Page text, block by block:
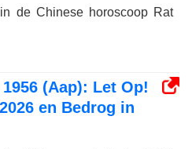
de Chinese horoscoop Rat
(Aap): Let Op!
en Bedrog in